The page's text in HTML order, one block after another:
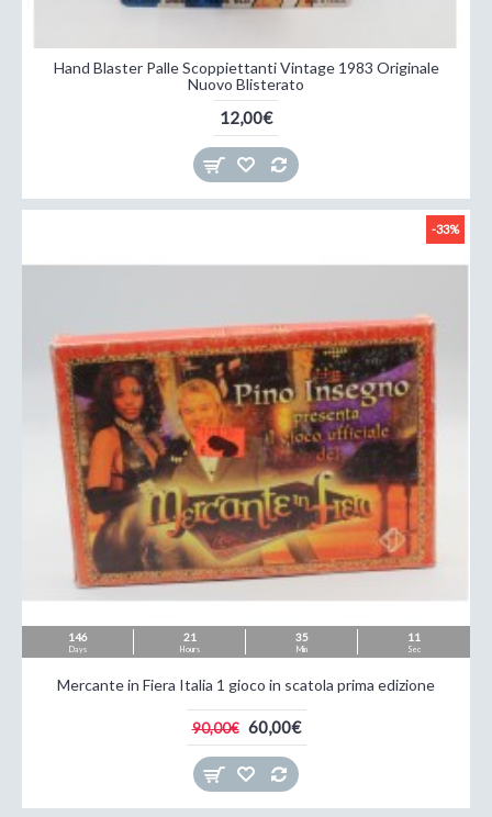
Hand Blaster Palle Scoppiettanti Vintage 1983 Originale
Nuovo Blisterato
12,00€
-33%
146
Days
21
Hours
35
Min
09
Sec
Mercante in Fiera Italia 1 gioco in scatola prima edizione
90,00€ 60,00€